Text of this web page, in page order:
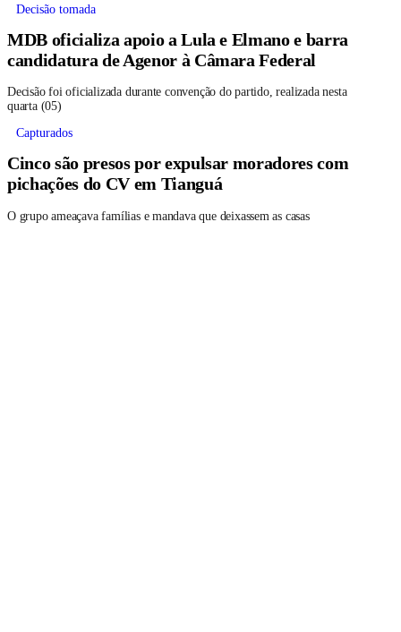
Decisão tomada
MDB oficializa apoio a Lula e Elmano e barra
candidatura de Agenor à Câmara Federal
Decisão foi oficializada durante convenção do partido, realizada nesta
quarta (05)
Capturados
Cinco são presos por expulsar moradores com
pichações do CV em Tianguá
O grupo ameaçava famílias e mandava que deixassem as casas